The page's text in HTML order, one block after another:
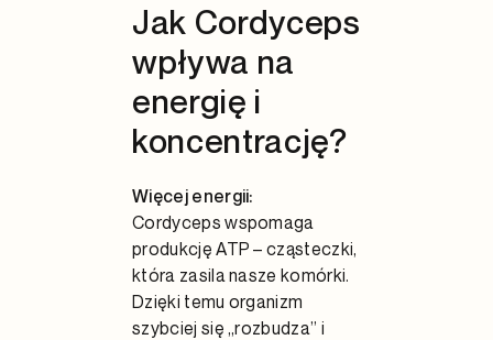
Jak Cordyceps
wpływa na
energię i
koncentrację?
Więcej energii:
Cordyceps wspomaga
produkcję ATP – cząsteczki,
która zasila nasze komórki.
Dzięki temu organizm
szybciej się „rozbudza” i